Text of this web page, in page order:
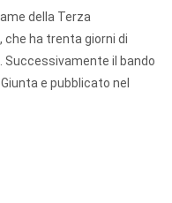
della Terza
che ha trenta giorni di
Successivamente il bando
e pubblicato nel